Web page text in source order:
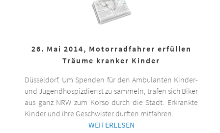
26. Mai 2014, Motorradfahrer erfüllen
Träume kranker Kinder
Düsseldorf. Um Spenden für den Ambulanten Kinder-
und Jugendhospizdienst zu sammeln, trafen sich Biker
aus ganz NRW zum Korso durch die Stadt. Erkrankte
Kinder und ihre Geschwister durften mitfahren.
WEITERLESEN